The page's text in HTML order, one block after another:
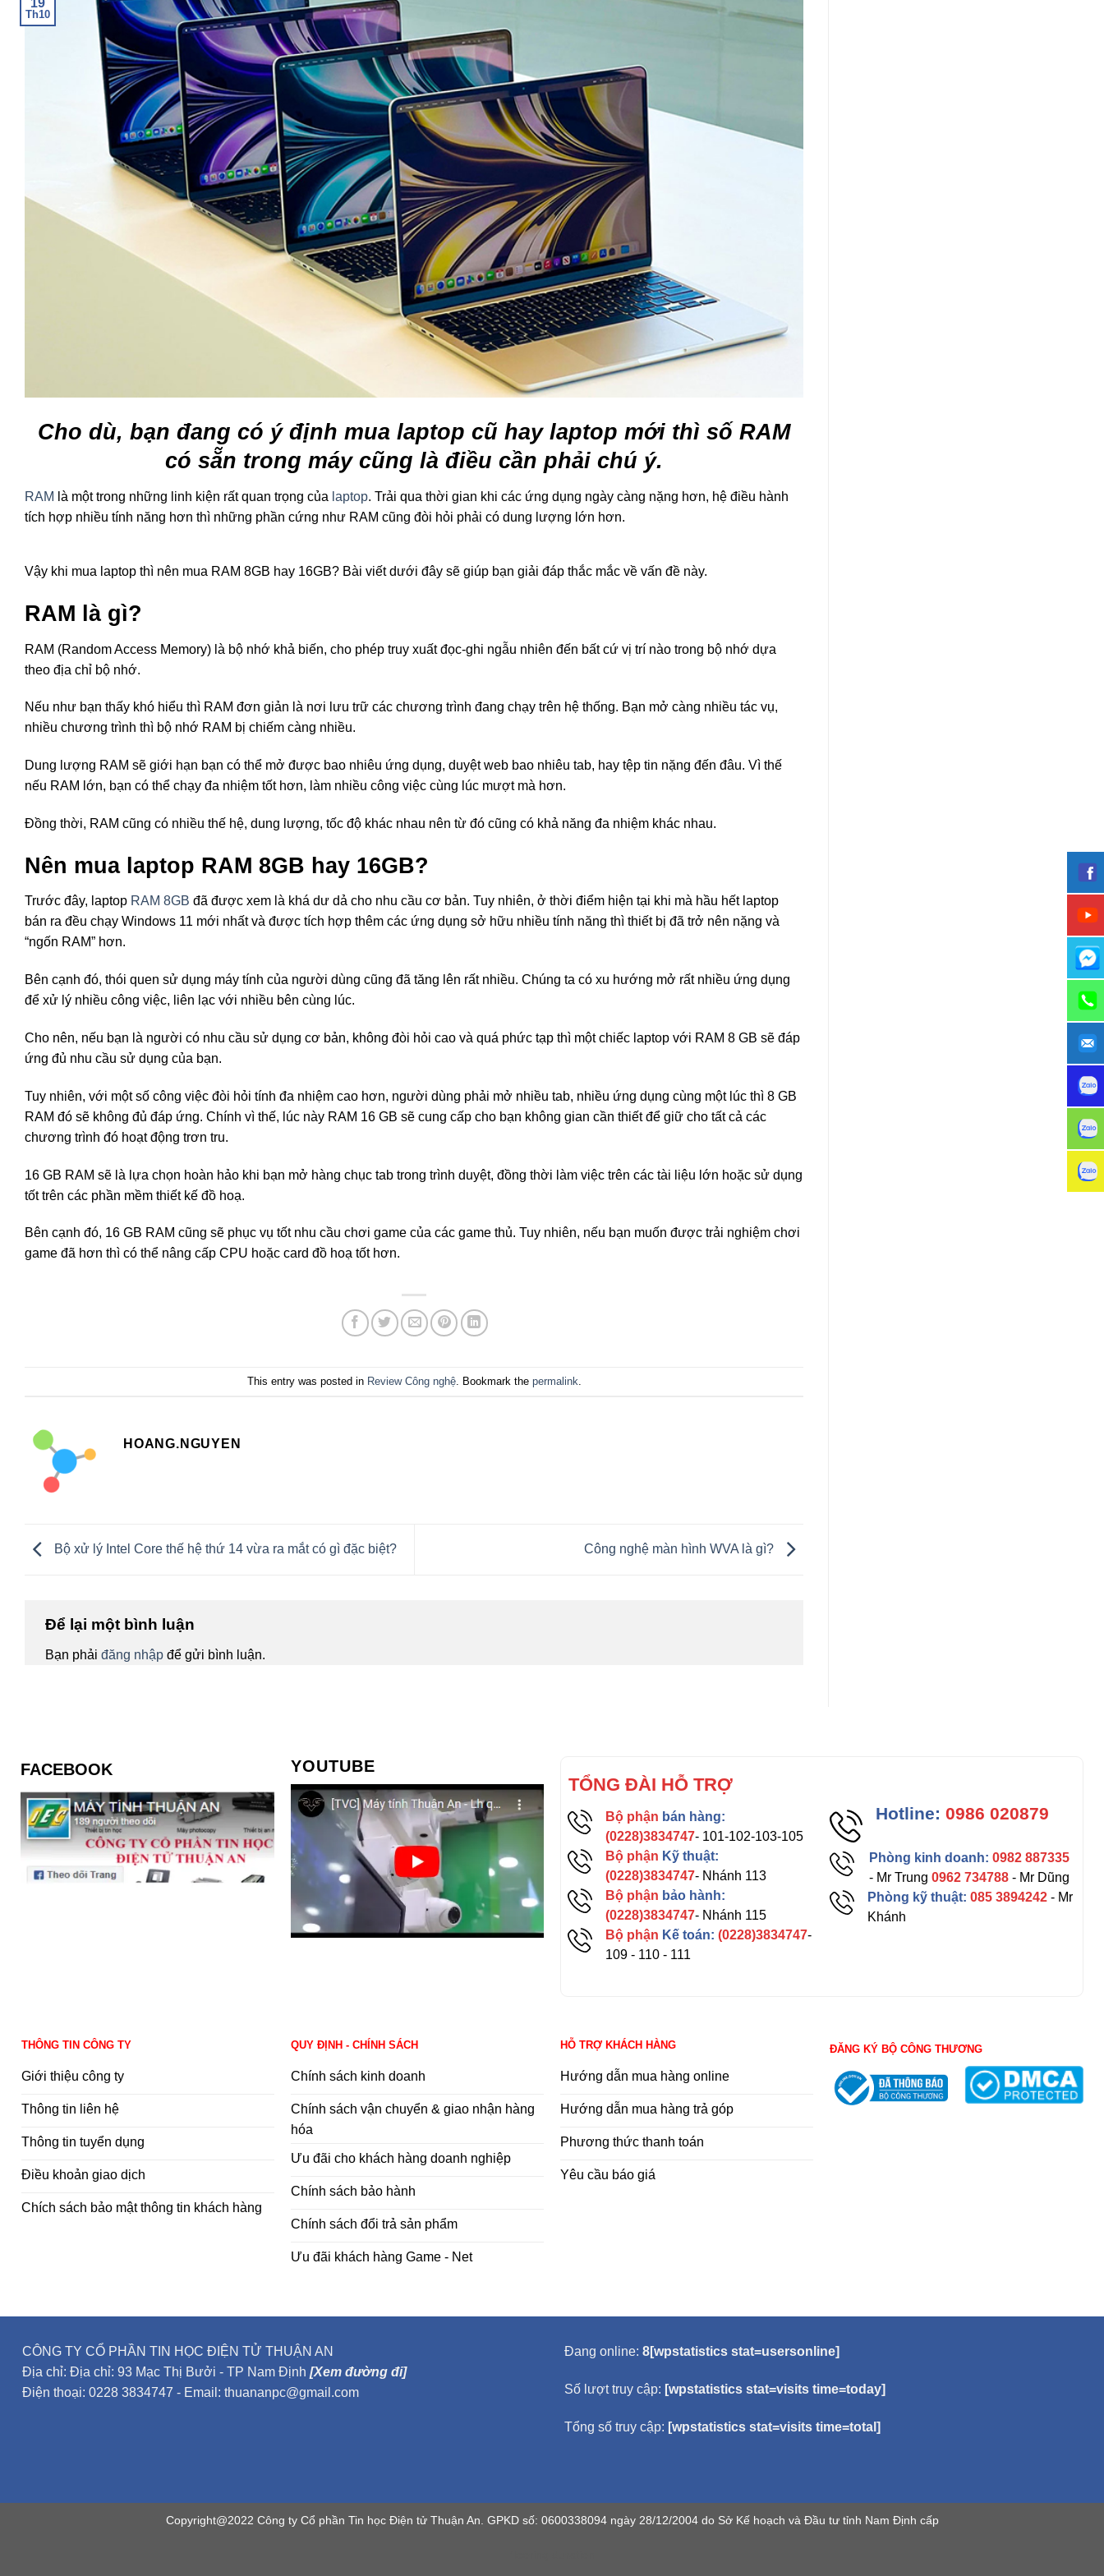
19
Th10
Cho dù, bạn đang có ý định mua laptop cũ hay laptop mới thì số RAM
có sẵn trong máy cũng là điều cần phải chú ý.
RAM là một trong những linh kiện rất quan trọng của laptop. Trải qua thời gian khi các ứng dụng ngày càng nặng hơn, hệ điều hành
tích hợp nhiều tính năng hơn thì những phần cứng như RAM cũng đòi hỏi phải có dung lượng lớn hơn.
Vậy khi mua laptop thì nên mua RAM 8GB hay 16GB? Bài viết dưới đây sẽ giúp bạn giải đáp thắc mắc về vấn đề này.
RAM là gì?
RAM (Random Access Memory) là bộ nhớ khả biến, cho phép truy xuất đọc-ghi ngẫu nhiên đến bất cứ vị trí nào trong bộ nhớ dựa
theo địa chỉ bộ nhớ.
Nếu như bạn thấy khó hiểu thì RAM đơn giản là nơi lưu trữ các chương trình đang chạy trên hệ thống. Bạn mở càng nhiều tác vụ,
nhiều chương trình thì bộ nhớ RAM bị chiếm càng nhiều.
Dung lượng RAM sẽ giới hạn bạn có thể mở được bao nhiêu ứng dụng, duyệt web bao nhiêu tab, hay tệp tin nặng đến đâu. Vì thế
nếu RAM lớn, bạn có thể chạy đa nhiệm tốt hơn, làm nhiều công việc cùng lúc mượt mà hơn.
Đồng thời, RAM cũng có nhiều thế hệ, dung lượng, tốc độ khác nhau nên từ đó cũng có khả năng đa nhiệm khác nhau.
Nên mua laptop RAM 8GB hay 16GB?
Trước đây, laptop RAM 8GB đã được xem là khá dư dả cho nhu cầu cơ bản. Tuy nhiên, ở thời điểm hiện tại khi mà hầu hết laptop
bán ra đều chạy Windows 11 mới nhất và được tích hợp thêm các ứng dụng sở hữu nhiều tính năng thì thiết bị đã trở nên nặng và
“ngốn RAM” hơn.
Bên cạnh đó, thói quen sử dụng máy tính của người dùng cũng đã tăng lên rất nhiều. Chúng ta có xu hướng mở rất nhiều ứng dụng
để xử lý nhiều công việc, liên lạc với nhiều bên cùng lúc.
Cho nên, nếu bạn là người có nhu cầu sử dụng cơ bản, không đòi hỏi cao và quá phức tạp thì một chiếc laptop với RAM 8 GB sẽ đáp
ứng đủ nhu cầu sử dụng của bạn.
Tuy nhiên, với một số công việc đòi hỏi tính đa nhiệm cao hơn, người dùng phải mở nhiều tab, nhiều ứng dụng cùng một lúc thì 8 GB
RAM đó sẽ không đủ đáp ứng. Chính vì thế, lúc này RAM 16 GB sẽ cung cấp cho bạn không gian cần thiết để giữ cho tất cả các
chương trình đó hoạt động trơn tru.
16 GB RAM sẽ là lựa chọn hoàn hảo khi bạn mở hàng chục tab trong trình duyệt, đồng thời làm việc trên các tài liệu lớn hoặc sử dụng
tốt trên các phần mềm thiết kế đồ hoạ.
Bên cạnh đó, 16 GB RAM cũng sẽ phục vụ tốt nhu cầu chơi game của các game thủ. Tuy nhiên, nếu bạn muốn được trải nghiệm chơi
game đã hơn thì có thể nâng cấp CPU hoặc card đồ hoạ tốt hơn.
This entry was posted in Review Công nghệ. Bookmark the permalink
HOANG.NGUYEN
Bộ xử lý Intel Core thế hệ thứ 14 vừa ra mắt có gì đặc biệt? Công nghệ màn hình WVA là gì?
Để lại một bình luận
Bạn phải đăng nhập để gửi bình luận.
FACEBOOK YOUTUBE
TỔNG ĐÀI HỖ TRỢ
Bộ phận bán hàng:
(0228)3834747- 101-102-103-105
Bộ phận Kỹ thuật:
(0228)3834747- Nhánh 113
Bộ phận bảo hành:
(0228)3834747- Nhánh 115
Bộ phận Kế toán: (0228)3834747-
109 - 110 - 111
Hotline: 0986 020879
Phòng kinh doanh: 0982 887335
- Mr Trung0962 734788 - Mr Dũng
Phòng kỹ thuật: 085 3894242- Mr
Khánh
THÔNG TIN CÔNG TY
Giới thiệu công ty
Thông tin liên hệ
Thông tin tuyển dụng
Điều khoản giao dịch
Chích sách bảo mật thông tin khách hàng
QUY ĐỊNH - CHÍNH SÁCH
Chính sách kinh doanh
Chính sách vận chuyển & giao nhận hàng
hóa
Ưu đãi cho khách hàng doanh nghiệp
Chính sách bảo hành
Chính sách đổi trả sản phẩm
Ưu đãi khách hàng Game - Net
HỖ TRỢ KHÁCH HÀNG
Hướng dẫn mua hàng online
Hướng dẫn mua hàng trả góp
Phương thức thanh toán
Yêu cầu báo giá
ĐĂNG KÝ BỘ CÔNG THƯƠNG
CÔNG TY CỔ PHẦN TIN HỌC ĐIỆN TỬ THUẬN AN
Địa chỉ: Địa chỉ: 93 Mạc Thị Bưởi - TP Nam Định [Xem đường đi]
Điện thoại: 0228 3834747 - Email: thuananpc@gmail.com
Đang online: 8[wpstatistics stat=usersonline]
Số lượt truy cập: [wpstatistics stat=visits time=today]
Tổng số truy cập: [wpstatistics stat=visits time=total]
Copyright@2022 Công ty Cổ phần Tin học Điện tử Thuận An. GPKD số: 0600338094 ngày 28/12/2004 do Sở Kế hoạch và Đầu tư tỉnh Nam Định cấp